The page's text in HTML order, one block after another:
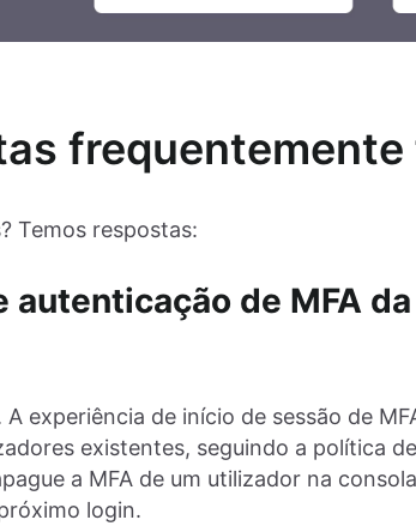
Temos respostas:
autenticação de MFA
A experiência de início de sessão de
existentes, seguindo a política
a MFA de um utilizador na
login.